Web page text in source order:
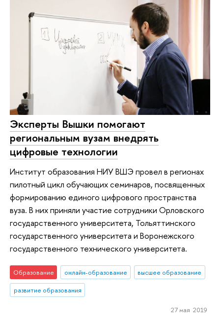
Эксперты Вышки помогают
региональным вузам внедрять
цифровые технологии
Институт образования НИУ ВШЭ провел в регионах
пилотный цикл обучающих семинаров, посвященных
формированию единого цифрового пространства
вуза. В них приняли участие сотрудники Орловского
государственного университета, Тольяттинского
государственного университета и Воронежского
государственного технического университета.
Образование онлайн-образование
высшее образование
развитие образования
27 мая 2019